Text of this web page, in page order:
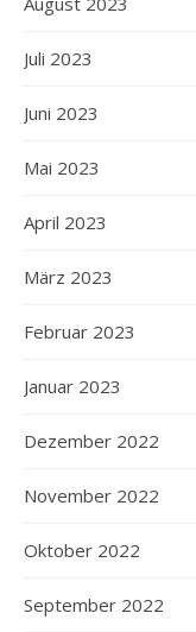
Juli 2023
Juni 2023
Mai 2023
April 2023
März 2023
Februar 2023
Januar 2023
Dezember 2022
November 2022
Oktober 2022
September 2022